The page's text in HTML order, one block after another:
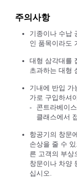
주의사항
기종이나 수납
인 품목이라도
대형 삼각대를
초과하는 대형
기내에 반입 가
가로 구입하셔
콘트라베이
클래스에서
항공기의 창문
손상을 줄 수
른 고객의 부상
창문이나 차양
십시오.